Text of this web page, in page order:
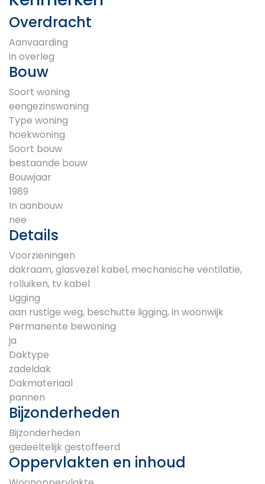
Overdracht
Aanvaarding
in overleg
Bouw
Soort woning
eengezinswoning
Type woning
hoekwoning
Soort bouw
bestaande bouw
Bouwjaar
1989
In aanbouw
nee
Details
Voorzieningen
dakraam, glasvezel kabel, mechanische ventilatie,
rolluiken, tv kabel
Ligging
aan rustige weg, beschutte ligging, in woonwijk
Permanente bewoning
ja
Daktype
zadeldak
Dakmateriaal
pannen
Bijzonderheden
Bijzonderheden
gedeeltelijk gestoffeerd
Oppervlakten en inhoud